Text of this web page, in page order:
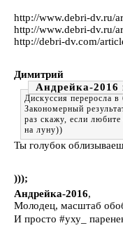
http://www.debri-dv.ru/
http://www.debri-dv.ru/
http://debri-dv.com/
Димитрий
Андрейка-2016
Дискуссия переросла
Закономерный
раз скажу, если
на луну))
Ты голубок
)));
Андрейка-2016,
Молодец, масштаб
И просто #уху_